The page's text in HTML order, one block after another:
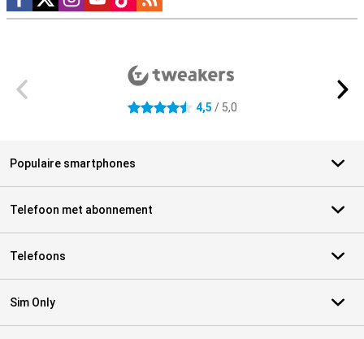
4.5 sterren 4,5 / 5,0
Populaire smartphones
Telefoon met abonnement
Telefoons
Sim Only